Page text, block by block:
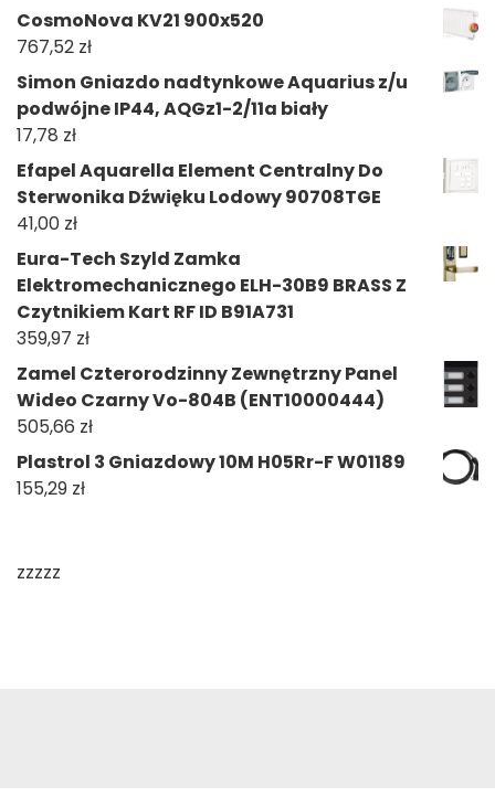
CosmoNova KV21 900x520
767,52 zł
Simon Gniazdo nadtynkowe Aquarius z/u
podwójne IP44, AQGz1-2/11a biały
17,78 zł
Efapel Aquarella Element Centralny Do
Sterwonika Dźwięku Lodowy 90708TGE
41,00 zł
Eura-Tech Szyld Zamka
Elektromechanicznego ELH-30B9 BRASS Z
Czytnikiem Kart RF ID B91A731
359,97 zł
Zamel Czterorodzinny Zewnętrzny Panel
Wideo Czarny Vo-804B (ENT10000444)
505,66 zł
Plastrol 3 Gniazdowy 10M H05Rr-F W01189
155,29 zł
zzzzz